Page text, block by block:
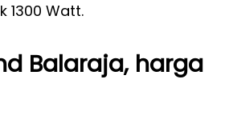
1300 Watt.
Balaraja, harga